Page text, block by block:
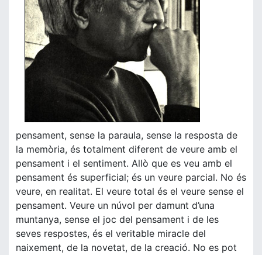
pensament, sense la paraula, sense la resposta de
la memòria, és totalment diferent de veure amb el
pensament i el sentiment. Allò que es veu amb el
pensament és superficial; és un veure parcial. No és
veure, en realitat. El veure total és el veure sense el
pensament. Veure un núvol per damunt d’una
muntanya, sense el joc del pensament i de les
seves respostes, és el veritable miracle del
naixement, de la novetat, de la creació. No es pot